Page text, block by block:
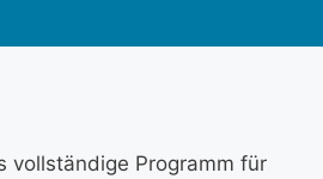
vollständige Programm für